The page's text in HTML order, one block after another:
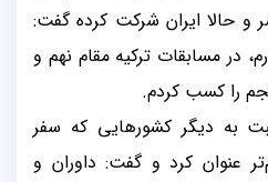
و حالا ایران شرکت کرده گفت:
در مسابقات ترکیه مقام نهم و
را کسب کردم.
به دیگر کشورهایی که سفر
عنوان کرد و گفت: داوران و